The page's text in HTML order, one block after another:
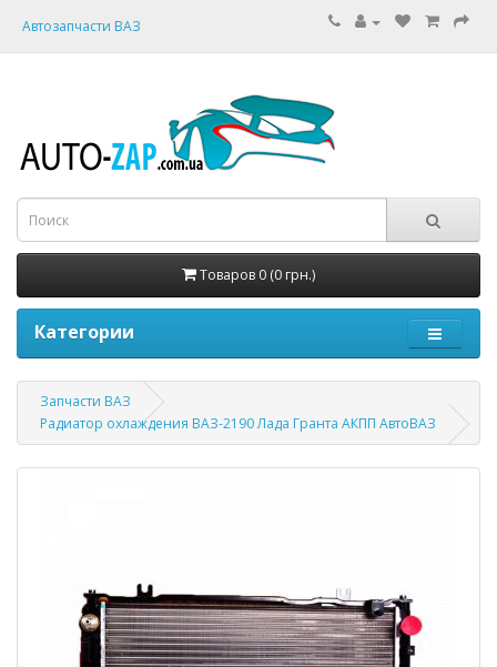
Автозапчасти ВАЗ
Товаров 0 (0 грн.)
Категории
Запчасти ВАЗ
Радиатор охлаждения ВАЗ-2190 Лада Гранта АКПП АвтоВАЗ